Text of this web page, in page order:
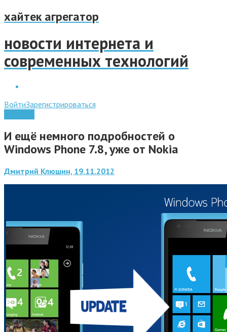
хайтек агрегатор
новости интернета и
современных технологий
ВойтиЗарегистрироваться
И ещё немного подробностей о
Windows Phone 7.8, уже от Nokia
Дмитрий Клюшин, 19.11.2012